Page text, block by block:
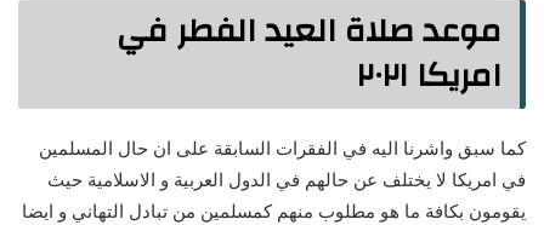
موعد صلاة العيد الفطر في
امريكا ٢٠٢١
كما سبق واشرنا اليه في الفقرات السابقة على ان حال المسلمين
في امريكا لا يختلف عن حالهم في الدول العربية و الاسلامية حيث
يقومون بكافة ما هو مطلوب منهم كمسلمين من تبادل التهاني و ايضا